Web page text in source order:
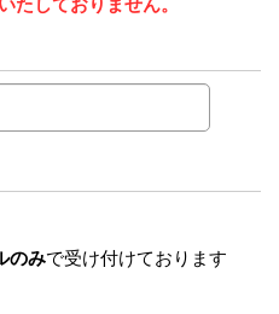
のみで受け付けております